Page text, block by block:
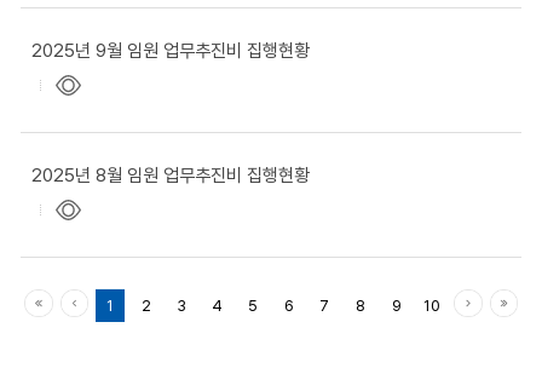
2025년 9월 임원 업무추진비 집행현황
2025년 8월 임원 업무추진비 집행현황
1 2 3 4 5 6 7 8 9 10